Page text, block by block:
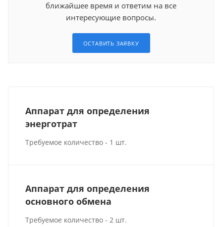
ближайшее время и ответим на все
интересующие вопросы.
ОСТАВИТЬ ЗАЯВКУ
Аппарат для определения
энерготрат
Требуемое количество - 1 шт.
Аппарат для определения
основного обмена
Требуемое количество - 2 шт.